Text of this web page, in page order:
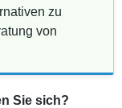
zu
von
Sie sich?